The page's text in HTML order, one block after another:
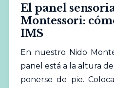
El panel
Montessori:
IMS
En nuestro Nido
panel está a la altura
ponerse de pie.